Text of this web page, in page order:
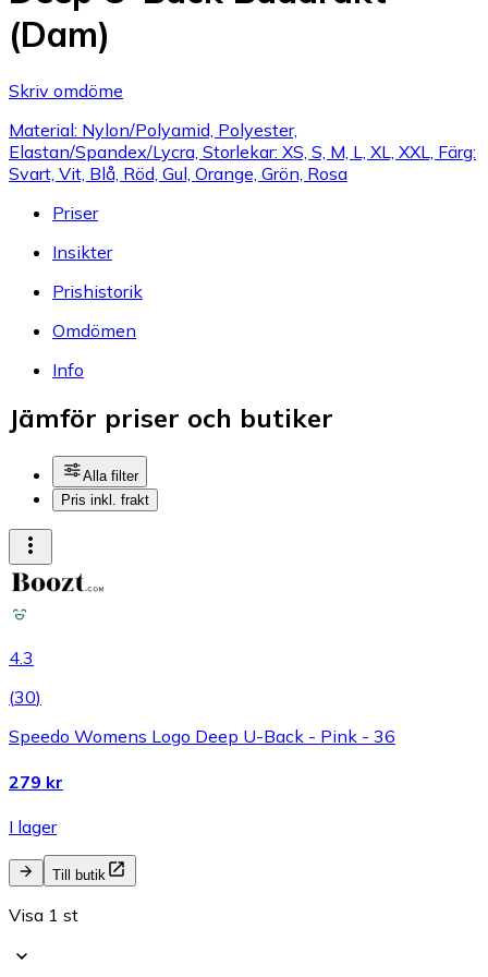
(Dam)
Skriv omdöme
Material: Nylon/Polyamid, Polyester,
Elastan/Spandex/Lycra, Storlekar: XS, S, M, L, XL, XXL, Färg:
Svart, Vit, Blå, Röd, Gul, Orange, Grön, Rosa
Priser
Insikter
Prishistorik
Omdömen
Info
Jämför priser och butiker
Alla filter
Pris inkl. frakt
4.3
(30)
Speedo Womens Logo Deep U-Back - Pink - 36
279 kr
I lager
Till butik
Visa 1 st